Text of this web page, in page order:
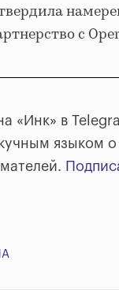
с
«Инк» в
языком